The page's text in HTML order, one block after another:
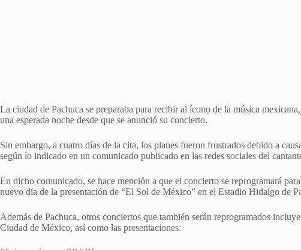
La ciudad de Pachuca se preparaba para recibir al ícono de la música
una esperada noche desde que se anunció su concierto.
Sin embargo, a cuatro días de la cita, los planes fueron frustrados debido a
según lo indicado en un comunicado publicado en las redes sociales del
En dicho comunicado, se hace mención a que el concierto se reprogramará
nuevo día de la presentación de “El Sol de México” en el Estadio Hidalgo de
Además de Pachuca, otros conciertos que también serán reprogramados
Ciudad de México, así como las presentaciones: